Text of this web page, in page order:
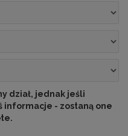
dział, jednak jeśli
informacje - zostaną one